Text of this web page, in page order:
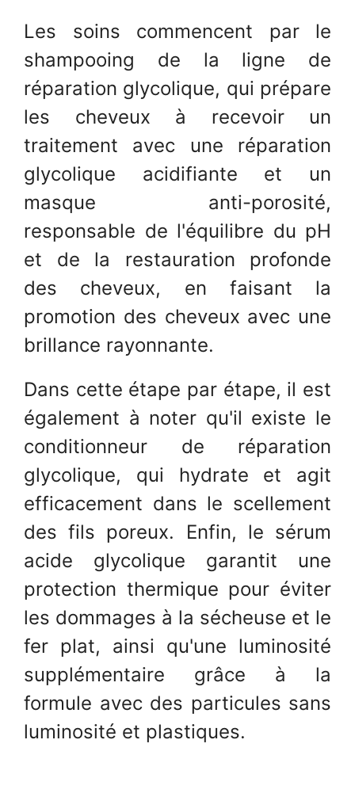
Les soins commencent par le
shampooing de la ligne de
réparation glycolique, qui prépare
les cheveux à recevoir un
traitement avec une réparation
glycolique acidifiante et un
masque anti-porosité,
responsable de l'équilibre du pH
et de la restauration profonde
des cheveux, en faisant la
promotion des cheveux avec une
brillance rayonnante.
Dans cette étape par étape, il est
également à noter qu'il existe le
conditionneur de réparation
glycolique, qui hydrate et agit
efficacement dans le scellement
des fils poreux. Enfin, le sérum
acide glycolique garantit une
protection thermique pour éviter
les dommages à la sécheuse et le
fer plat, ainsi qu'une luminosité
supplémentaire grâce à la
formule avec des particules sans
luminosité et plastiques.